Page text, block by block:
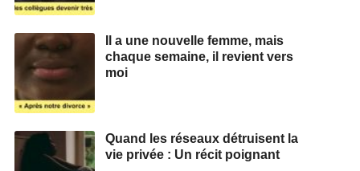
Il a une nouvelle femme, mais
chaque semaine, il revient vers
moi
Quand les réseaux détruisent la
vie privée : Un récit poignant